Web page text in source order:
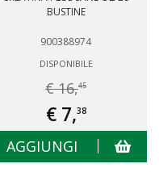
BUSTINE
900388974
DISPONIBILE
€ 16,45
€ 7,38
AGGIUNGI